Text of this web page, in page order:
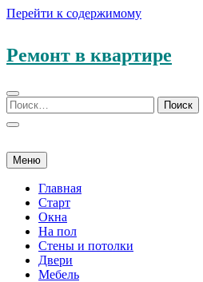
Перейти к содержимому
Ремонт в квартире
Меню
Главная
Старт
Окна
На пол
Стены и потолки
Двери
Мебель